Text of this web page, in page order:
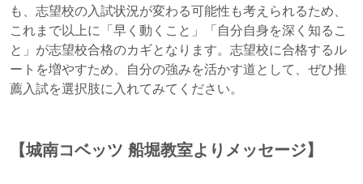
も、志望校の入試状況が変わる可能性も考えられるため、
これまで以上に「早く動くこと」「自分自身を深く知るこ
と」が志望校合格のカギとなります。志望校に合格するル
ートを増やすため、自分の強みを活かす道として、ぜひ推
薦入試を選択肢に入れてみてください。
【城南コベッツ 船堀教室よりメッセージ】